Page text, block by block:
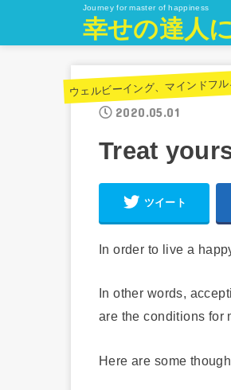
Journey for master of happiness
幸せの達人
ウェルビーイング、マインドフ
2020.05.01
Treat
ツイート
In order to live a
In other words,
are the conditions for
Here are some